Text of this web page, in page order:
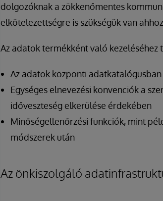
dolgozóknak a zökkenőmentes
elkötelezettségre is szükségük van
Az adatok termékként való
Az adatok központi
Egységes elnevezési konvenciók a
időveszteség elkerülése érdekében
Minőségellenőrzési funkciók, mint
módszerek után
Az önkiszolgáló